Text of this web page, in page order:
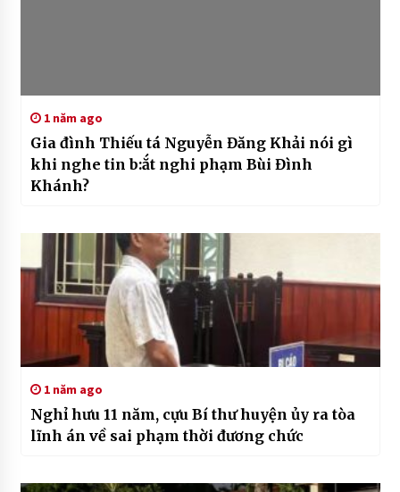
1 năm ago
Gia đình Thiếu tá Nguyễn Đăng Khải nói gì
khi nghe tin b:ắt nghi phạm Bùi Đình
Khánh?
1 năm ago
Nghỉ hưu 11 năm, cựu Bí thư huyện ủy ra tòa
lĩnh án về sai phạm thời đương chức